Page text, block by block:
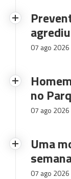
07 ago 2026
no
07 ago 2026
Uma
07 ago 2026